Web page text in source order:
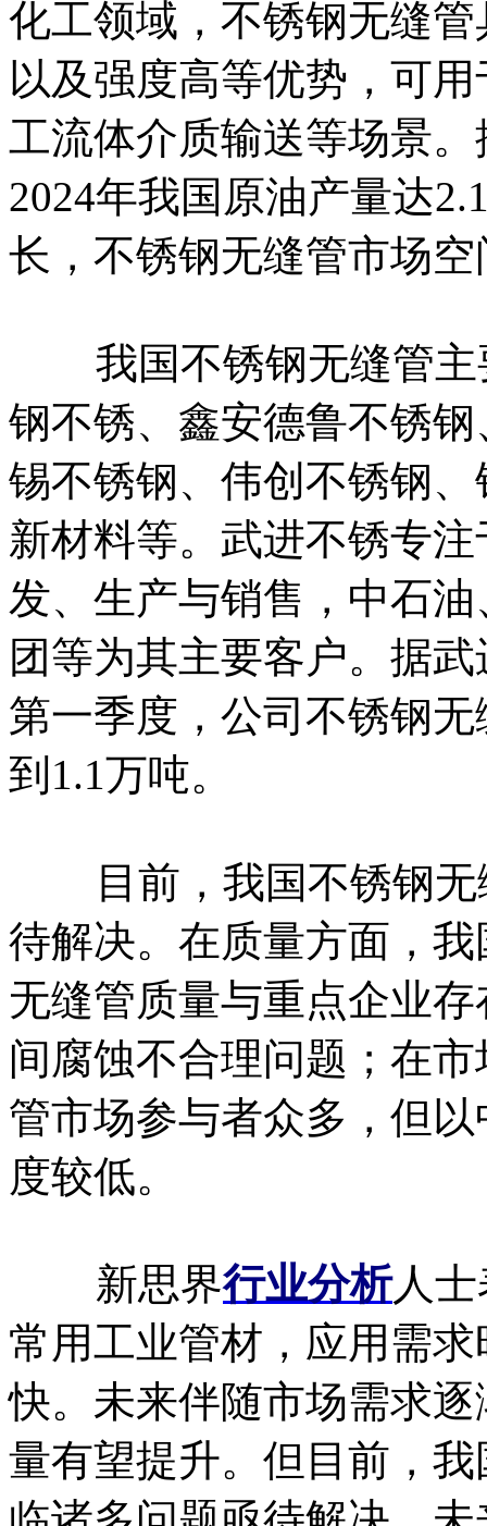
化工领域，不锈钢无缝
以及强度高等优势，可
工流体介质输送等场景
2024年我国原油产量达
长，不锈钢无缝管市场
我国不锈钢无缝管主
钢不锈、鑫安德鲁不锈
锡不锈钢、伟创不锈钢
新材料等。武进不锈专
发、生产与销售，中石
团等为其主要客户。据
第一季度，公司不锈钢
到1.1万吨。
目前，我国不锈钢无
待解决。在质量方面，
无缝管质量与重点企业
间腐蚀不合理问题；在
管市场参与者众多，但
度较低。
新思界行业分析人
常用工业管材，应用需
快。未来伴随市场需求
量有望提升。但目前，